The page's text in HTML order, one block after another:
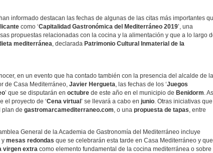
informado destacan las fechas de algunas de las citas más importantes
como ‘Capitalidad Gastronómica del Mediterráneo 2019’, una
propuestas relacionadas con la cocina y la alimentación y que a lo largo
mediterránea, declarada Patrimonio Cultural Inmaterial de la
en un evento que ha contado también con la presencia del alcalde de la
de Casa Mediterráneo, Javier Hergueta, las fechas de los ‘Juegos
’ que se disputarán en octubre de este año en el municipio de Benidorm.
el proyecto de ‘Cena virtual ’ se llevará a cabo en junio. Otras iniciativas que
plan de gastromarcamediterraneo.com, o una propuesta de tapas, entre
General de la Academia de Gastronomía del Mediterráneo incluye
y mesas redondas que se celebrarán esta tarde en Casa Mediterráneo y que
virgen extra como elemento fundamental de la cocina mediterránea o sobre